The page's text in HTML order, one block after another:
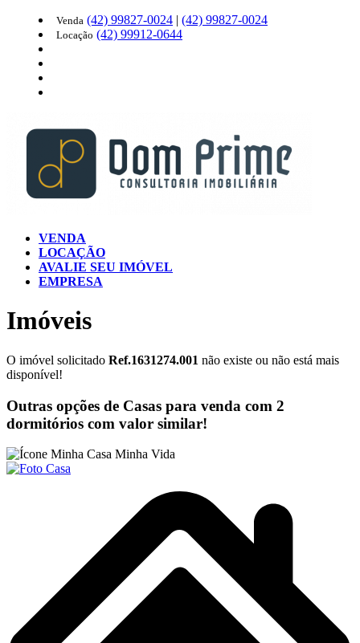
Venda (42) 99827-0024 | (42) 99827-0024
Locação (42) 99912-0644
VENDA
LOCAÇÃO
AVALIE SEU IMÓVEL
EMPRESA
Imóveis
O imóvel solicitado Ref.1631274.001 não existe ou não está mais
disponível!
Outras opções de Casas para venda com 2
dormitórios com valor similar!